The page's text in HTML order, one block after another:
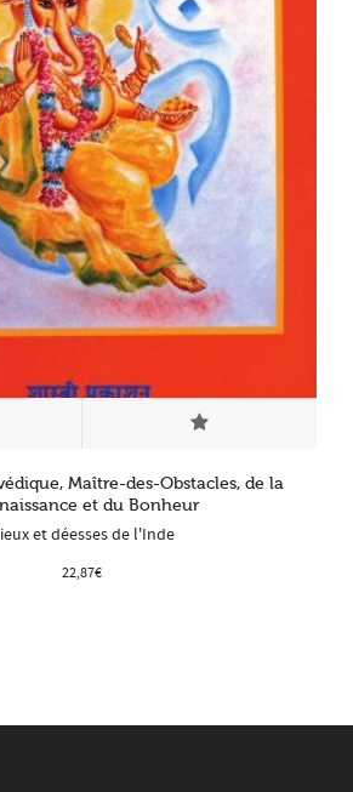
Maître-des-Obstacles, de la
et du Bonheur
et déesses de l'Inde
22,87€